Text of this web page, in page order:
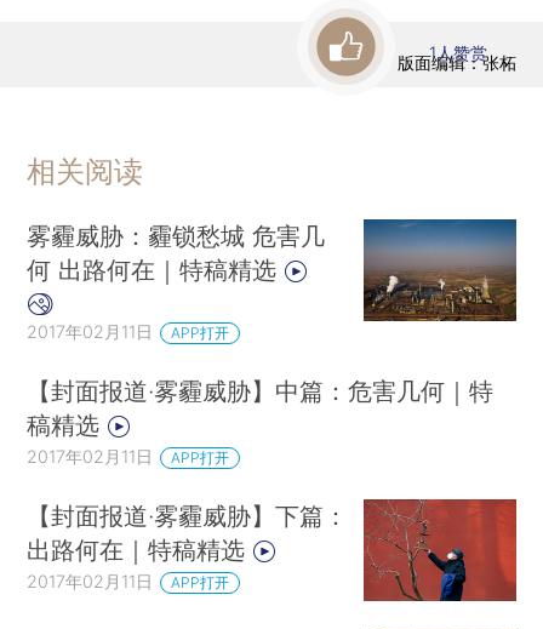
版面编辑：张柘
1人赞赏
相关阅读
雾霾威胁：霾锁愁城 危害几
何 出路何在｜特稿精选
2017年02月11日 APP打开
【封面报道·雾霾威胁】中篇：危害几何｜特
稿精选
2017年02月11日 APP打开
【封面报道·雾霾威胁】下篇：
出路何在｜特稿精选
2017年02月11日 APP打开